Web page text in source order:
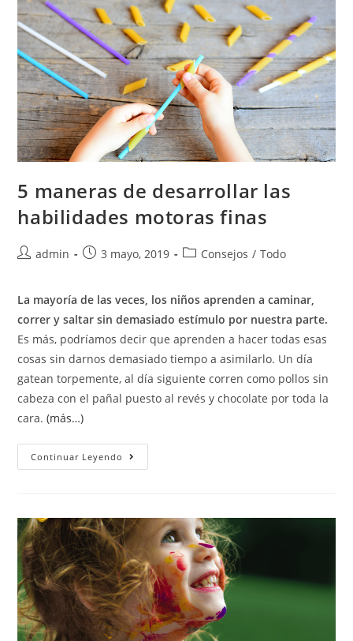
5 maneras de desarrollar las
habilidades motoras finas
admin 3 mayo, 2019 Consejos / Todo
La mayoría de las veces, los niños aprenden a caminar,
correr y saltar sin demasiado estímulo por nuestra parte.
Es más, podríamos decir que aprenden a hacer todas esas
cosas sin darnos demasiado tiempo a asimilarlo. Un día
gatean torpemente, al día siguiente corren como pollos sin
cabeza con el pañal puesto al revés y chocolate por toda la
cara.(más…)
Continuar Leyendo